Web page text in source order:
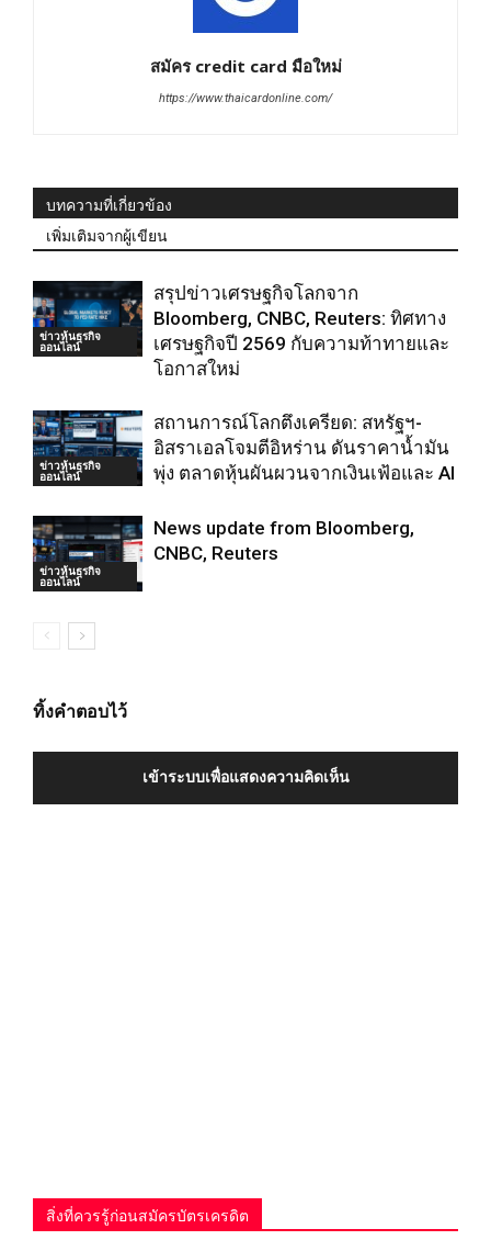
สมัคร credit card มือใหม่
https://www.thaicardonline.com/
บทความที่เกี่ยวข้อง
เพิ่มเติมจากผู้เขียน
ข่าวหุ้นธุรกิจ
ออนไลน์
สรุปข่าวเศรษฐกิจโลกจาก
Bloomberg, CNBC, Reuters: ทิศทาง
เศรษฐกิจปี 2569 กับความท้าทายและ
โอกาสใหม่
ข่าวหุ้นธุรกิจ
ออนไลน์
สถานการณ์โลกตึงเครียด: สหรัฐฯ-
อิสราเอลโจมตีอิหร่าน ดันราคาน้ำมัน
พุ่ง ตลาดหุ้นผันผวนจากเงินเฟ้อและ AI
ข่าวหุ้นธุรกิจ
ออนไลน์
News update from Bloomberg,
CNBC, Reuters
ทิ้งคำตอบไว้
เข้าระบบเพื่อแสดงความคิดเห็น
สิ่งที่ควรรู้ก่อนสมัครบัตรเครดิต